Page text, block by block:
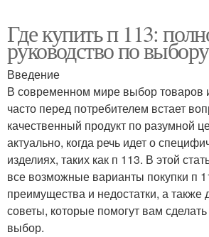
Где купить п 113:
руководство по выбору
Введение
В современном мире выбор товаров
часто перед потребителем встает
качественный продукт по разумной
актуально, когда речь идет о
изделиях, таких как п 113. В этой
все возможные варианты покупки п
преимущества и недостатки, а
советы, которые помогут вам
выбор.